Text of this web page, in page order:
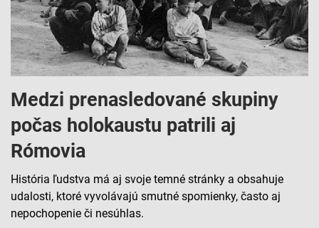
Medzi prenasledované skupiny
počas holokaustu patrili aj
Rómovia
História ľudstva má aj svoje temné stránky a obsahuje
udalosti, ktoré vyvolávajú smutné spomienky, často aj
nepochopenie či nesúhlas.